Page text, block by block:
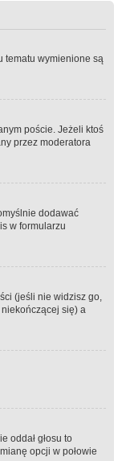
tematu wymienione są
poście. Jeżeli ktoś
przez moderatora
dodawać
w formularzu
(jeśli nie widzisz go,
się) a
oddał głosu to
opcji w połowie